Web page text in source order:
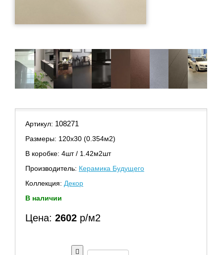
Артикул: 108271
Размеры: 120х30 (0.354м2)
В коробке: 4шт / 1.42м2шт
Производитель: Керамика Будущего
Коллекция: Декор
В наличии
Цена: 2602 р/м2